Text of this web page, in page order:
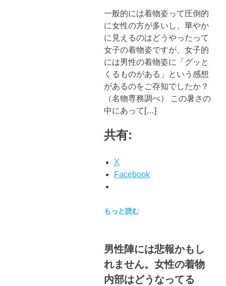
一般的には着物姿って圧倒的
に女性の方が多いし、華やか
に見えるのはどうやったって
女子の着物姿ですが、女子的
には男性の着物姿に「グッと
くるものがある」という感想
があるのをご存知でしたか？
（名物専務調べ） この暑さの
中にあって[…]
共有:
X
Facebook
もっと読む
男性陣には悲報かもし
れません。女性の着物
内部はどうなってる